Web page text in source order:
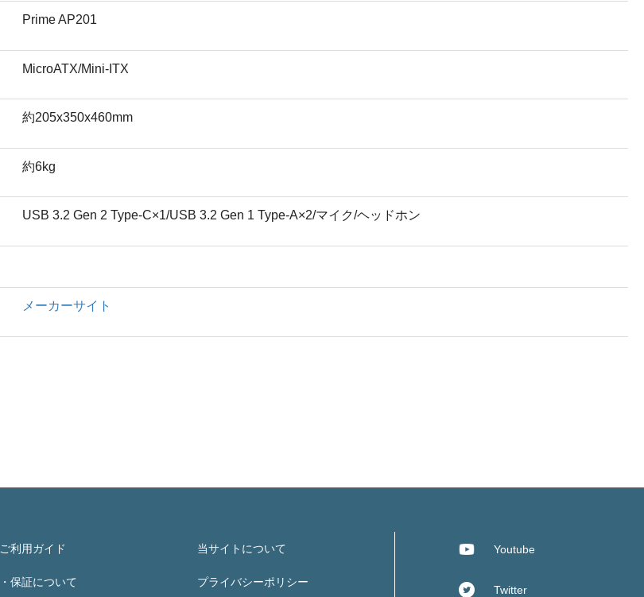
Prime AP201
MicroATX/Mini-ITX
約205x350x460mm
約6kg
USB 3.2 Gen 2 Type-C×1/USB 3.2 Gen 1 Type-A×2/マイク/ヘッドホン
メーカーサイト
ご利用ガイド
・保証について
当サイトについて
プライバシーポリシー
Youtube
Twitter